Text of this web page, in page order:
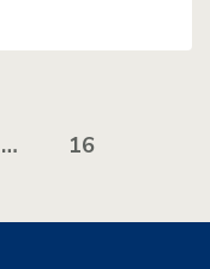
… 16